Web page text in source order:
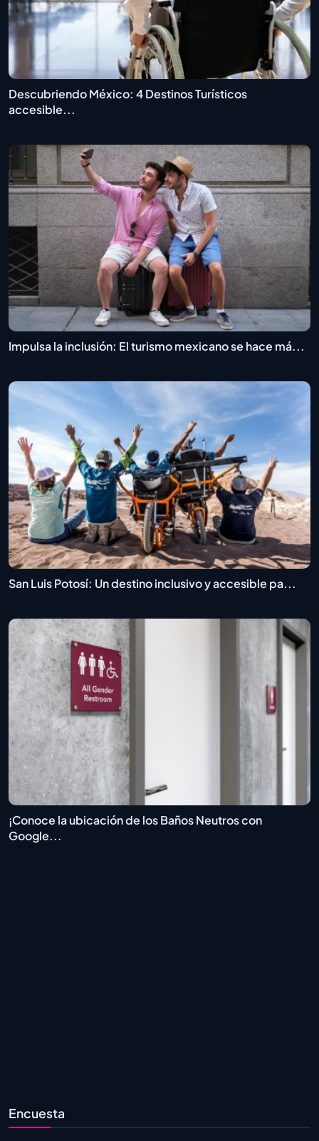
Descubriendo México: 4 Destinos Turísticos
accesible...
Impulsa la inclusión: El turismo mexicano se hace má...
San Luis Potosí: Un destino inclusivo y accesible pa...
¡Conoce la ubicación de los Baños Neutros con
Google...
Encuesta